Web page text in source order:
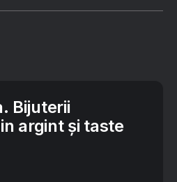
Bijuterii
argint și taste